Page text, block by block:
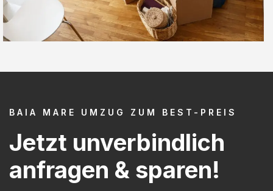
BAIA MARE UMZUG ZUM BEST-PREIS
Jetzt unverbindlich
anfragen & sparen!